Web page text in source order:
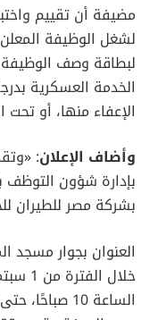
مضيفة أن تقييم
لشغل الوظيفة
لبطاقة وصف الوظيفة
الخدمة العسكرية
الإعفاء منها، أو
وأضاف الإعلان:
بإدارة شؤون التوظف
بشركة مصر للطيران
العنوان بجوار مسجد